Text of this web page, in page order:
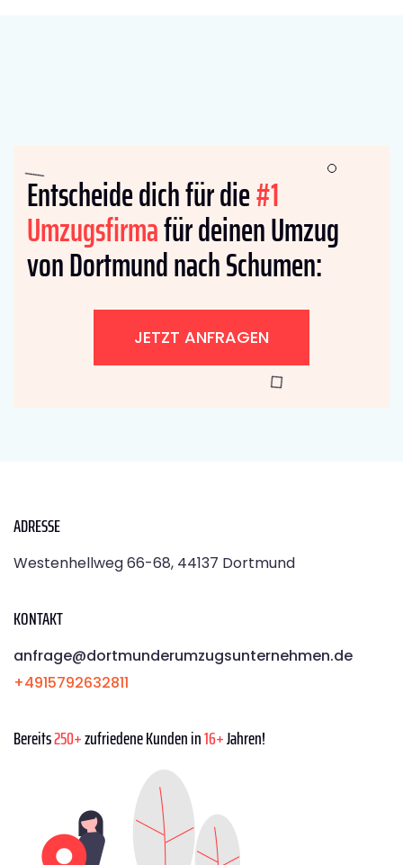
Entscheide dich für die#1
Umzugsfirmafür deinen Umzug
von Dortmund nach Schumen:
JETZT ANFRAGEN
ADRESSE
Westenhellweg 66-68, 44137 Dortmund
KONTAKT
anfrage@dortmunderumzugsunternehmen.de
+4915792632811
Bereits250+zufriedene Kunden in16+Jahren!